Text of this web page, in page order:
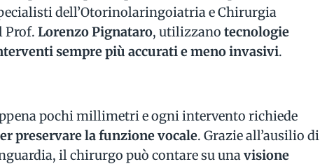
dell’Otorinolaringoiatria e Chirurgia
Prof.Lorenzo Pignataro, utilizzanotecnologie
sempre più accurati e meno invasivi.
pochi millimetri e ogni intervento richiede
preservare la funzione vocale. Grazie all’ausilio di
il chirurgo può contare su unavisione